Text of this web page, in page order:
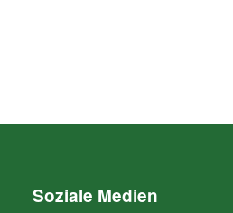
Soziale Medien